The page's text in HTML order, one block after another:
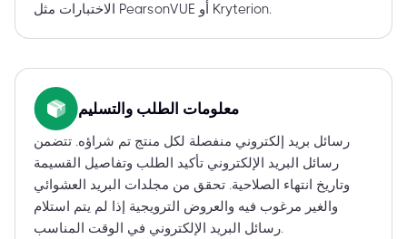
الاختبارات مثل PearsonVUE أو Kryterion.
معلومات الطلب والتسليم
رسائل بريد إلكتروني منفصلة لكل منتج تم شراؤه. تتضمن
رسائل البريد الإلكتروني تأكيد الطلب وتفاصيل القسيمة
وتاريخ انتهاء الصلاحية. تحقق من مجلدات البريد العشوائي
والغير مرغوب فيه والعروض الترويجية إذا لم يتم استلام
رسائل البريد الإلكتروني في الوقت المناسب.